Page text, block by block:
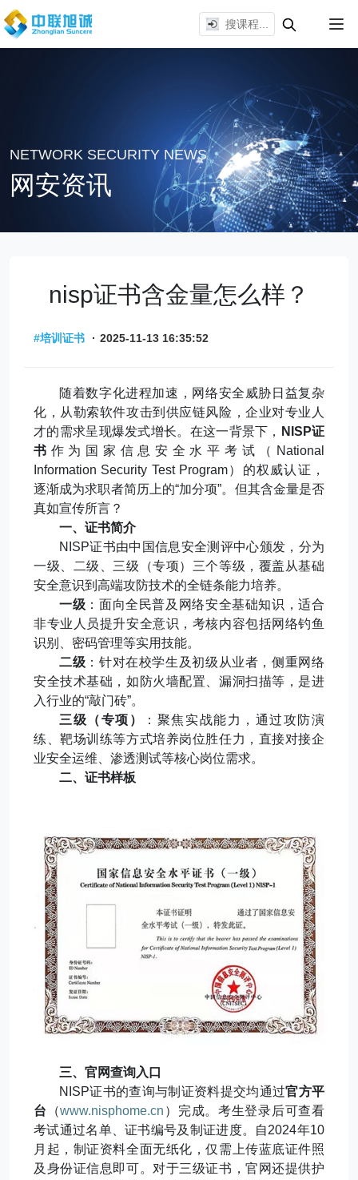
NETWORK SECURITY NEWS
网安资讯
nisp证书含金量怎么样？
#培训证书 · 2025-11-13 16:35:52
随着数字化进程加速，网络安全威胁日益复杂
化，从勒索软件攻击到供应链风险，企业对专业人
才的需求呈现爆发式增长。在这一背景下，
NISP证
书 作为国家信息安全水平考试（ National
Information Security Test Program）的权威认证，
逐渐成为求职者简历上的“加分项”。但其含金量是否
真如宣传所言？
一、证书简介
NISP证书由中国信息安全测评中心颁发，分为
一级、二级、三级（专项）三个等级，覆盖从基础
安全意识到高端攻防技术的全链条能力培养。
一级 ：面向全民普及网络安全基础知识，适合
非专业人员提升安全意识，考核内容包括网络钓鱼
识别、密码管理等实用技能。
二级 ：针对在校学生及初级从业者，侧重网络
安全技术基础，如防火墙配置、漏洞扫描等，是进
入行业的“敲门砖”。
三级（专项）
：聚焦实战能力，通过攻防演
练、靶场训练等方式培养岗位胜任力，直接对接企
业安全运维、渗透测试等核心岗位需求。
二、证书样板
三、官网查询入口
NISP证书的查询与制证资料提交均通过官方平
台
（www.nisphome.cn ）完成。考生登录后可查看
考试通过名单、证书编号及制证进度。自2024年10
月起，制证资料全面无纸化，仅需上传蓝底证件照
及身份证信息即可。对于三级证书，官网还提供护